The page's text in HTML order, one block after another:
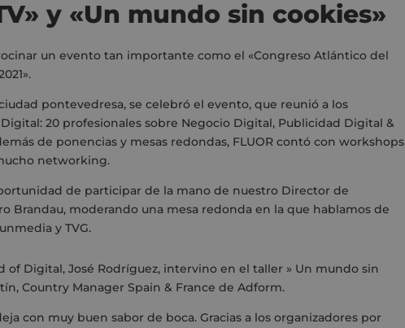
y «Un mundo sin cookies»
un evento tan importante como el «Congreso Atlántico del
pontevedresa, se celebró el evento, que reunió a los
20 profesionales sobre Negocio Digital, Publicidad Digital &
de ponencias y mesas redondas, FLUOR contó con workshops
networking.
de participar de la mano de nuestro Director de
Brandau, moderando una mesa redonda en la que hablamos de
y TVG.
of Digital, José Rodríguez, intervino en el taller » Un mundo sin
Country Manager Spain & France de Adform.
con muy buen sabor de boca. Gracias a los organizadores por